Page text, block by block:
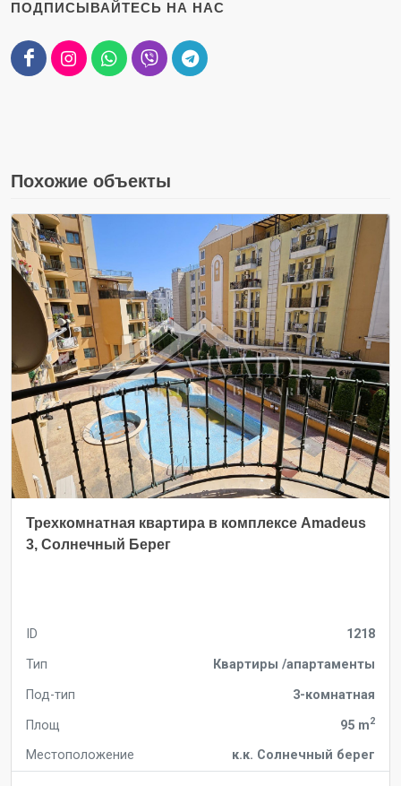
ПОДПИСЫВАЙТЕСЬ НА НАС
Похожие объекты
Трехкомнатная квартира в комплексе Amadeus
3, Солнечный Берег
ID
1218
Тип
Квартиры /апартаменты
Под-тип
3-комнатная
Площ
95 m2
Местоположение к.к. Солнечный берег